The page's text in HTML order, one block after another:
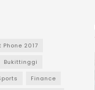
Phone 2017
Bukittinggi
Finance